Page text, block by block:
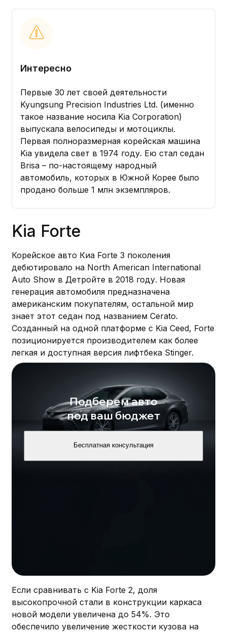
Интересно
Первые 30 лет своей деятельности
Kyungѕung Precision Industries Ltd. (именно
такое название носила Kia Corporation)
выпускала велосипеды и мотоциклы.
Первая полноразмерная корейская машина
Kia увидела свет в 1974 году. Ею стал седан
Brisa – по-настоящему народный
автомобиль, которых в Южной Корее было
продано больше 1 млн экземпляров.
Kia Forte
Корейское авто Киа Forte 3 поколения
дебютировало на North American International
Auto Show в Детройте в 2018 году. Новая
генерация автомобиля предназначена
американским покупателям, остальной мир
знает этот седан под названием Cerato.
Созданный на одной платформе с Kia Ceed, Forte
позиционируется производителем как более
легкая и доступная версия лифтбека Stinger.
Подберем авто
под ваш бюджет
Бесплатная консультация
Если сравнивать с Kia Forte 2, доля
высокопрочной стали в конструкции каркаса
новой модели увеличена до 54%. Это
обеспечило увеличение жесткости кузова на